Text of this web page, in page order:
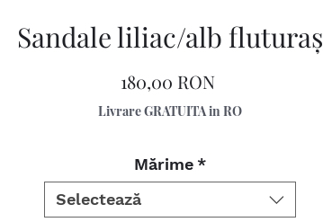
Sandale liliac/alb fluturaş
180,00 RONPreț
Livrare GRATUITA in RO
Mărime *
Selectează